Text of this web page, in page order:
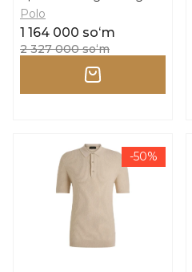
Polo
1 164 000 soʻm
2 327 000 soʻm
-50%